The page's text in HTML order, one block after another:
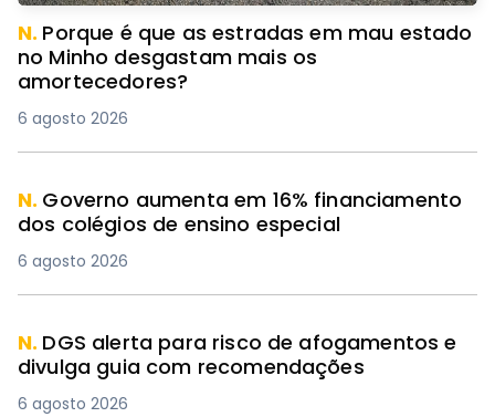
N. Porque é que as estradas em mau estado
no Minho desgastam mais os
amortecedores?
6 agosto 2026
N. Governo aumenta em 16% financiamento
dos colégios de ensino especial
6 agosto 2026
N. DGS alerta para risco de afogamentos e
divulga guia com recomendações
6 agosto 2026